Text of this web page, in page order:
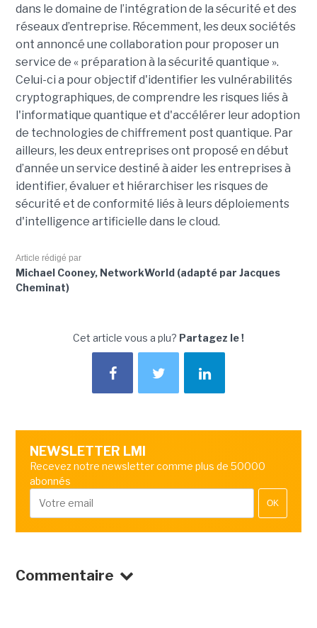
dans le domaine de l’intégration de la sécurité et des
réseaux d’entreprise. Récemment, les deux sociétés
ont annoncé une collaboration pour proposer un
service de « préparation à la sécurité quantique ».
Celui-ci a pour objectif d'identifier les vulnérabilités
cryptographiques, de comprendre les risques liés à
l'informatique quantique et d'accélérer leur adoption
de technologies de chiffrement post quantique. Par
ailleurs, les deux entreprises ont proposé en début
d’année un service destiné à aider les entreprises à
identifier, évaluer et hiérarchiser les risques de
sécurité et de conformité liés à leurs déploiements
d'intelligence artificielle dans le cloud.
Article rédigé par
Michael Cooney, NetworkWorld (adapté par Jacques
Cheminat)
Cet article vous a plu? Partagez le !
NEWSLETTER LMI
Recevez notre newsletter comme plus de 50000
abonnés
OK
Commentaire